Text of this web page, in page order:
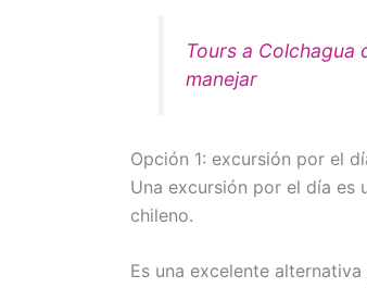
Tours a Colchagua
manejar
Opción 1: excursión por el
Una excursión por el día es
chileno.
Es una excelente